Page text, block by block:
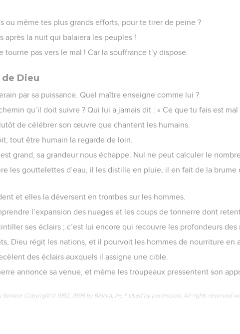
ou même tes plus grands efforts, pour te tirer de peine ?
après la nuit qui balaiera les peuples !
tourne pas vers le mal ! Car la souffrance t’y dispose.
Dieu
par sa puissance. Quel maître enseigne comme lui ?
qu’il doit suivre ? Qui lui a jamais dit : « Ce que tu fais est mal
de célébrer son œuvre que chantent les humains.
tout être humain la regarde de loin.
grand, sa grandeur nous échappe. Nul ne peut calculer le nombre
les gouttelettes d’eau, il les distille en pluie, il en fait de la brume
et elles la déversent en trombes sur les hommes.
l’expansion des nuages et les coups de tonnerre dont
ses éclairs ; c’est lui encore qui recouvre les profondeurs des
Dieu régit les nations, et il pourvoit les hommes de nourriture en
des éclairs auxquels il assigne une cible.
annonce sa venue, et même les troupeaux pressentent son
Semeur Copyright © 1992, 1999 by Biblica, Inc.® Used by permission. All rights reserved